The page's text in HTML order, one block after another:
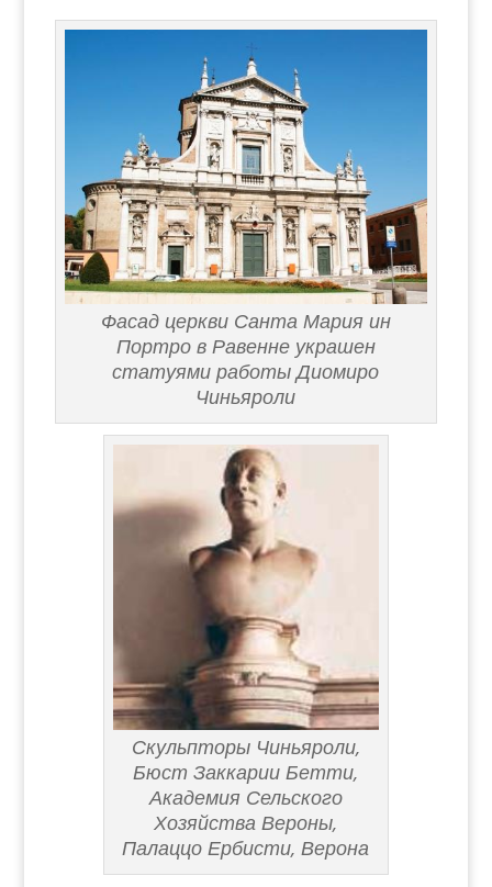
Фасад церкви Санта Мария ин
Портро в Равенне украшен
статуями работы Диомиро
Чиньяроли
Скульпторы Чиньяроли,
Бюст Заккарии Бетти,
Академия Сельского
Хозяйства Вероны,
Палаццо Ербисти, Верона